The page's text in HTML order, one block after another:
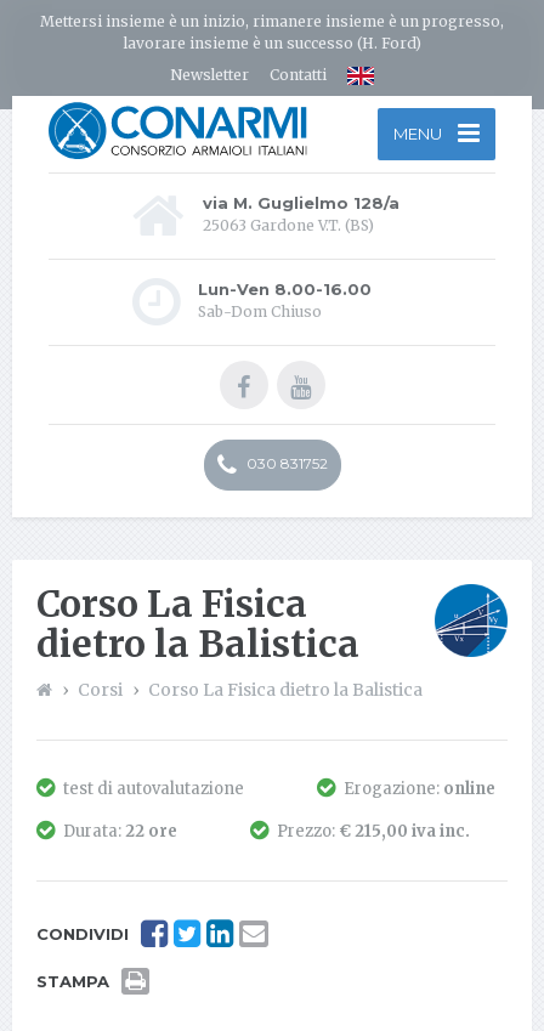
Mettersi insieme è un inizio, rimanere insieme è un progresso,
lavorare insieme è un successo (H. Ford)
Newsletter
Contatti
MENU
via M. Guglielmo 128/a
25063 Gardone V.T. (BS)
Lun-Ven 8.00-16.00
Sab-Dom Chiuso
030 831752
Corso La Fisica
dietro la Balistica
Corsi Corso La Fisica dietro la Balistica
test di autovalutazione Erogazione: online
Durata:22 ore Prezzo: € 215,00 iva inc.
CONDIVIDI
STAMPA